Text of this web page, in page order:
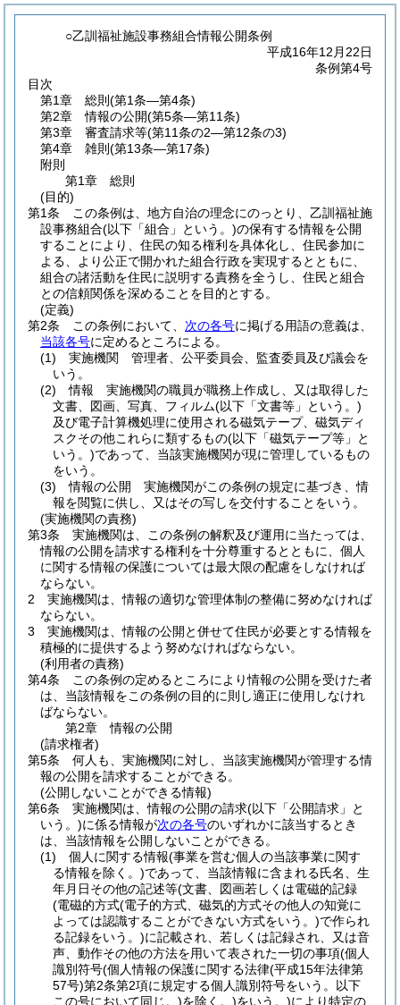
○乙訓福祉施設事務組合情報公開条例
平成16年12月22日
条例第4号
目次
第1章
総則 (第1条―第4条)
第2章
情報の公開(第5条―第11条)
第3章
審査請求等(第11条の2―第12条の3)
第4章
雑則 (第13条―第17条)
附則
第1章
総則
(目的)
第1条
この条例は、地方自治の理念にのっとり、乙訓福祉施
設事務組合(以下「組合」という。)の保有する情報を公開
することにより、住民の知る権利を具体化し、住民参加に
よる、より公正で開かれた組合行政を実現するとともに、
組合の諸活動を住民に説明する責務を全うし、住民と組合
との信頼関係を深めることを目的とする。
(定義)
第2条
この条例において、 次の各号に掲げる用語の意義は、
当該各号に定めるところによる。
(1)
実施機関 管理者、公平委員会、監査委員及び議会を
いう。
(2)
情報 実施機関の職員が職務上作成し、又は取得した
文書、図画、写真、フィルム(以下「文書等」という。)
及び電子計算機処理に使用される磁気テープ、磁気ディ
スクその他これらに類するもの(以下「磁気テープ等」と
いう。)であって、当該実施機関が現に管理しているもの
をいう。
(3)
情報の公開 実施機関がこの条例の規定に基づき、情
報を閲覧に供し、又はその写しを交付することをいう。
(実施機関の責務)
第3条
実施機関は、この条例の解釈及び運用に当たっては、
情報の公開を請求する権利を十分尊重するとともに、個人
に関する情報の保護については最大限の配慮をしなければ
ならない。
2
実施機関は、情報の適切な管理体制の整備に努めなければ
ならない。
3
実施機関は、情報の公開と併せて住民が必要とする情報を
積極的に提供するよう努めなければならない。
(利用者の責務)
第4条
この条例の定めるところにより情報の公開を受けた者
は、当該情報をこの条例の目的に則し適正に使用しなけれ
ばならない。
第2章
情報の公開
(請求権者)
第5条
何人も、実施機関に対し、当該実施機関が管理する情
報の公開を請求することができる。
(公開しないことができる情報)
第6条
実施機関は、情報の公開の請求(以下「公開請求」と
いう。)に係る情報が次の各号のいずれかに該当するとき
は、当該情報を公開しないことができる。
(1)
個人に関する情報(事業を営む個人の当該事業に関す
る情報を除く。)であって、当該情報に含まれる氏名、生
年月日その他の記述等(文書、図画若しくは電磁的記録
(電磁的方式(電子的方式、磁気的方式その他人の知覚に
よっては認識することができない方式をいう。)で作られ
る記録をいう。)に記載され、若しくは記録され、又は音
声、動作その他の方法を用いて表された一切の事項(個人
識別符号(個人情報の保護に関する法律(平成15年法律第
57号)第2条第2項に規定する個人識別符号をいう。以下
この号において同じ。)を除く。)をいう。)により特定の